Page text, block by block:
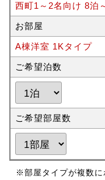
西町1～2名向け 8泊
お部屋
A棟洋室 1Kタイプ
ご希望泊数
ご希望部屋数
※部屋タイプが複数に